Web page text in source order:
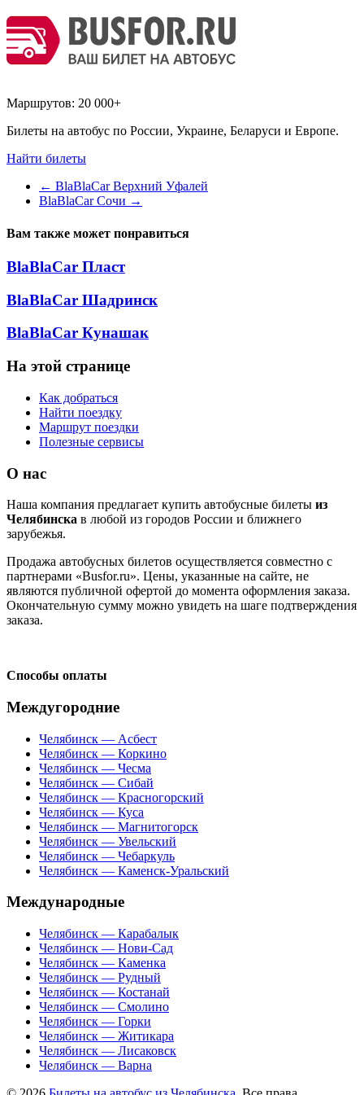
Маршрутов: 20 000+
Билеты на автобус по России, Украине, Беларуси и Европе.
Найти билеты
← BlaBlaCar Верхний Уфалей
BlaBlaCar Сочи →
Вам также может понравиться
BlaBlaCar Пласт
BlaBlaCar Шадринск
BlaBlaCar Кунашак
На этой странице
Как добраться
Найти поездку
Маршрут поездки
Полезные сервисы
О нас
Наша компания предлагает купить автобусные билеты из
Челябинска в любой из городов России и ближнего
зарубежья.
Продажа автобусных билетов осуществляется совместно с
партнерами «Busfor.ru». Цены, указанные на сайте, не
являются публичной офертой до момента оформления заказа.
Окончательную сумму можно увидеть на шаге подтверждения
заказа.
Способы оплаты
Междугородние
Челябинск — Асбест
Челябинск — Коркино
Челябинск — Чесма
Челябинск — Сибай
Челябинск — Красногорский
Челябинск — Куса
Челябинск — Магнитогорск
Челябинск — Увельский
Челябинск — Чебаркуль
Челябинск — Каменск-Уральский
Международные
Челябинск — Карабалык
Челябинск — Нови-Сад
Челябинск — Каменка
Челябинск — Рудный
Челябинск — Костанай
Челябинск — Смолино
Челябинск — Горки
Челябинск — Житикара
Челябинск — Лисаковск
Челябинск — Варна